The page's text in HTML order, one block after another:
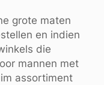
grote maten
en indien
die
mannen met
assortiment